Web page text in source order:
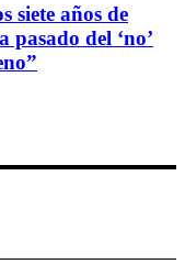
siete años de
del ‘no’